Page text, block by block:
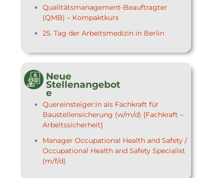
Qualitätsmanagement-Beauftragter
(QMB) – Kompaktkurs
25. Tag der Arbeitsmedizin in Berlin
Neue
Stellenangebot
e
Quereinsteiger:in als Fachkraft für
Baustellensicherung (w/m/d) {Fachkraft –
Arbeitssicherheit}
Manager Occupational Health and Safety /
Occupational Health and Safety Specialist
(m/f/d)